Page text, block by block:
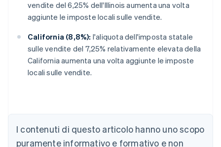
vendite del 6,25% dell'Illinois aumenta una volta
aggiunte le imposte locali sulle vendite.
California (8,8%): l'aliquota dell'imposta statale
sulle vendite del 7,25% relativamente elevata della
California aumenta una volta aggiunte le imposte
locali sulle vendite.
I contenuti di questo articolo hanno uno scopo
puramente informativo e formativo e non